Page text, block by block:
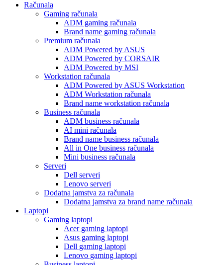
Računala
Gaming računala
ADM gaming računala
Brand name gaming računala
Premium računala
ADM Powered by ASUS
ADM Powered by CORSAIR
ADM Powered by MSI
Workstation računala
ADM Powered by ASUS Workstation
ADM Workstation računala
Brand name workstation računala
Business računala
ADM business računala
AI mini računala
Brand name business računala
All in One business računala
Mini business računala
Serveri
Dell serveri
Lenovo serveri
Dodatna jamstva za računala
Dodatna jamstva za brand name računala
Laptopi
Gaming laptopi
Acer gaming laptopi
Asus gaming laptopi
Dell gaming laptopi
Lenovo gaming laptopi